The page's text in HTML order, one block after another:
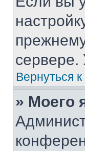
сервере.
Вернуться
» Моего